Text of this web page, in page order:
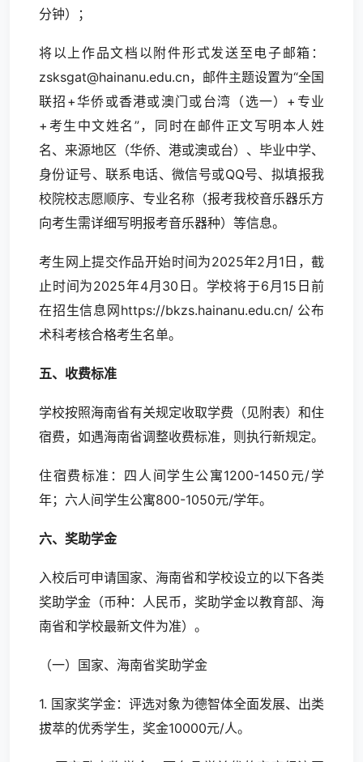
分钟）；
将以上作品文档以附件形式发送至电子邮箱：
zsksgat@hainanu.edu.cn，邮件主题设置为“全国
联招+华侨或香港或澳门或台湾（选一）+专业
+考生中文姓名”，同时在邮件正文写明本人姓
名、来源地区（华侨、港或澳或台）、毕业中学、
身份证号、联系电话、微信号或QQ号、拟填报我
校院校志愿顺序、专业名称（报考我校音乐器乐方
向考生需详细写明报考音乐器种）等信息。
考生网上提交作品开始时间为2025年2月1日，截
止时间为2025年4月30日。学校将于6月15日前
在招生信息网https://bkzs.hainanu.edu.cn/ 公布
术科考核合格考生名单。
五、收费标准
学校按照海南省有关规定收取学费（见附表）和住
宿费，如遇海南省调整收费标准，则执行新规定。
住宿费标准：四人间学生公寓1200-1450元/学
年；六人间学生公寓800-1050元/学年。
六、奖助学金
入校后可申请国家、海南省和学校设立的以下各类
奖助学金（币种：人民币，奖助学金以教育部、海
南省和学校最新文件为准）。
（一）国家、海南省奖助学金
1. 国家奖学金：评选对象为德智体全面发展、出类
拔萃的优秀学生，奖金10000元/人。